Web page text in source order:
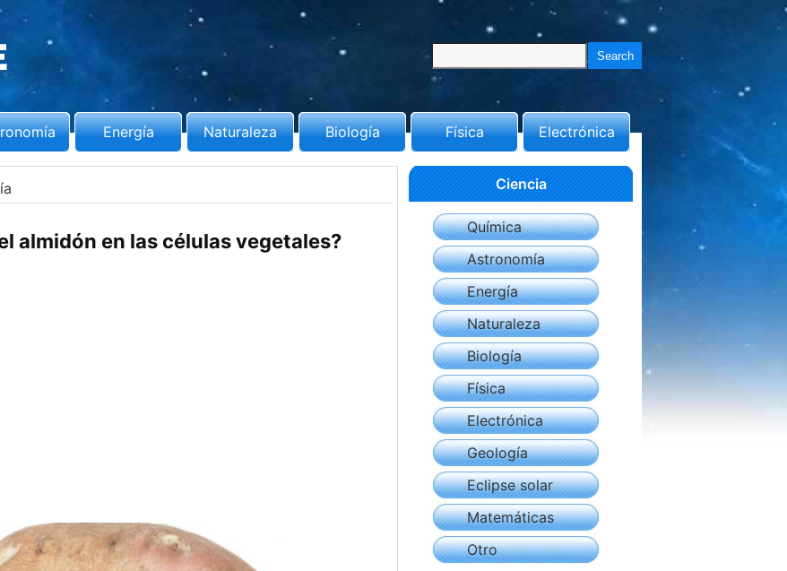
Energía Naturaleza Biología Física Electrónica
almidón en las células vegetales?
Ciencia
Química
Astronomía
Energía
Naturaleza
Biología
Física
Electrónica
Geología
Eclipse solar
Matemáticas
Otro